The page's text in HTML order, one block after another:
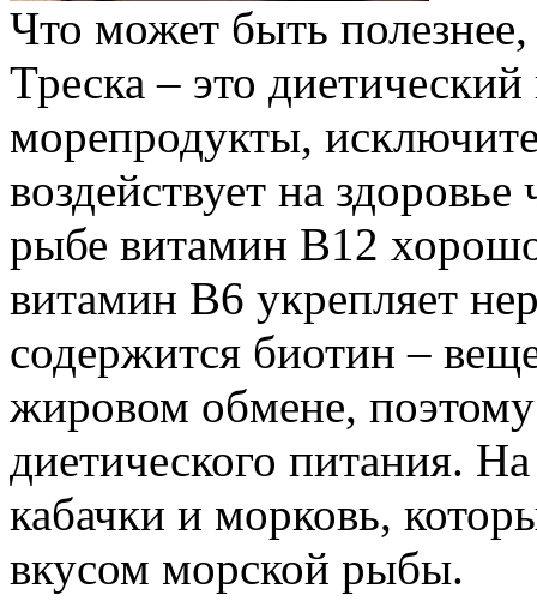
Что может быть
Треска – это
морепродукты,
воздействует на
рыбе витамин В12
витамин В6 укрепляет
содержится биотин –
жировом обмене,
диетического питания.
кабачки и морковь,
вкусом морской рыбы.